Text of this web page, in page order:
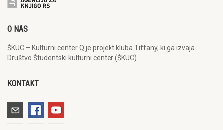
O NAS
ŠKUC – Kulturni center Q je projekt kluba Tiffany, ki ga izvaja
Društvo Študentski kulturni center (ŠKUC).
KONTAKT